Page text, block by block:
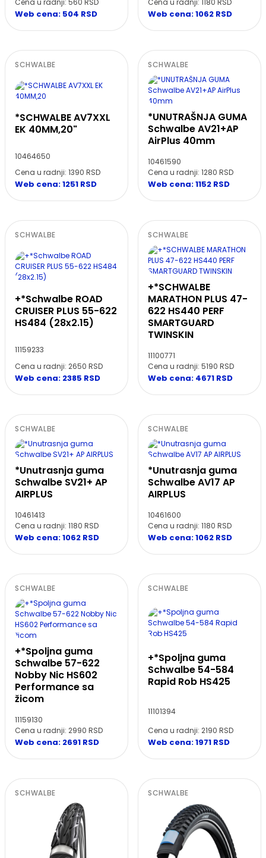
Cena u radnji: 560 RSD
Web cena: 504 RSD
Cena u radnji: 1180 RSD
Web cena: 1062 RSD
SCHWALBE
*SCHWALBE AV7XXL
EK 40MM,20"
10464650
Cena u radnji: 1390 RSD
Web cena: 1251 RSD
SCHWALBE
*UNUTRAŠNJA GUMA
Schwalbe AV21+AP
AirPlus 40mm
10461590
Cena u radnji: 1280 RSD
Web cena: 1152 RSD
SCHWALBE
+*Schwalbe ROAD
CRUISER PLUS 55-622
HS484 (28x2.15)
11159233
Cena u radnji: 2650 RSD
Web cena: 2385 RSD
SCHWALBE
+*SCHWALBE
MARATHON PLUS 47-
622 HS440 PERF
SMARTGUARD
TWINSKIN
11100771
Cena u radnji: 5190 RSD
Web cena: 4671 RSD
SCHWALBE
*Unutrasnja guma
Schwalbe SV21+ AP
AIRPLUS
10461413
Cena u radnji: 1180 RSD
Web cena: 1062 RSD
SCHWALBE
*Unutrasnja guma
Schwalbe AV17 AP
AIRPLUS
10461600
Cena u radnji: 1180 RSD
Web cena: 1062 RSD
SCHWALBE
+*Spoljna guma
Schwalbe 57-622
Nobby Nic HS602
Performance sa
žicom
11159130
Cena u radnji: 2990 RSD
Web cena: 2691 RSD
SCHWALBE
+*Spoljna guma
Schwalbe 54-584
Rapid Rob HS425
11101394
Cena u radnji: 2190 RSD
Web cena: 1971 RSD
SCHWALBE SCHWALBE